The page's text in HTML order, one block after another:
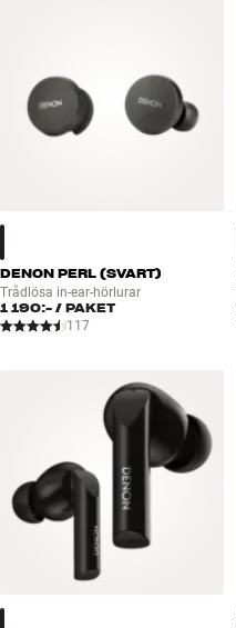
DENON PERL (SVART)
Trådlösa in-ear-hörlurar
1 190:- / PAKET
117